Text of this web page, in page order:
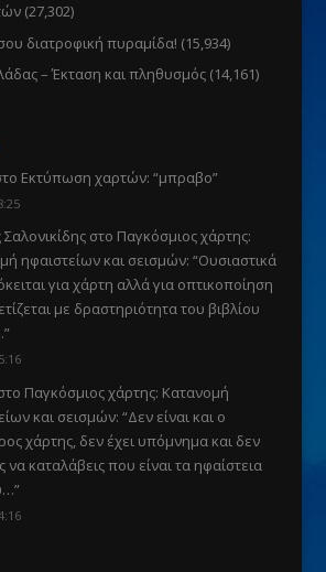
(27,302)
διατροφική πυραμίδα! (15,934)
– Έκταση και πληθυσμός (14,161)
Εκτύπωση χαρτών: “μπραβο”
Σαλονικίδηςστο Παγκόσμιος χάρτης:
ηφαιστείων και σεισμών: “Ουσιαστικά
για χάρτη αλλά για οπτικοποίηση
με δραστηριότητα του βιβλίου
”
Παγκόσμιος χάρτης: Κατανομή
και σεισμών: “Δεν είναι και ο
χάρτης, δεν έχει υπόμνημα και δεν
να καταλάβεις που είναι τα ηφαίστεια
”